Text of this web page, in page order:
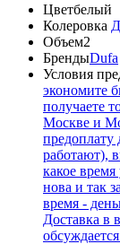
Цветбелый
Колеровка
Объем2
БрендыDufa
Условия
экономите
получаете
Москве и
предоплату
работают),
какое
нова и так
время -
Доставка в